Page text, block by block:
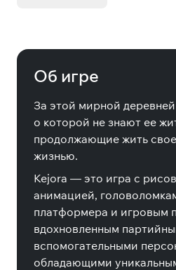
Об игре
За этой мирной
о которой не знают ее
продолжающие жить
жизнью.
Kejora — это игра с
анимацией,
платформера и игровым
вдохновленным
вспомогательными
обладающими